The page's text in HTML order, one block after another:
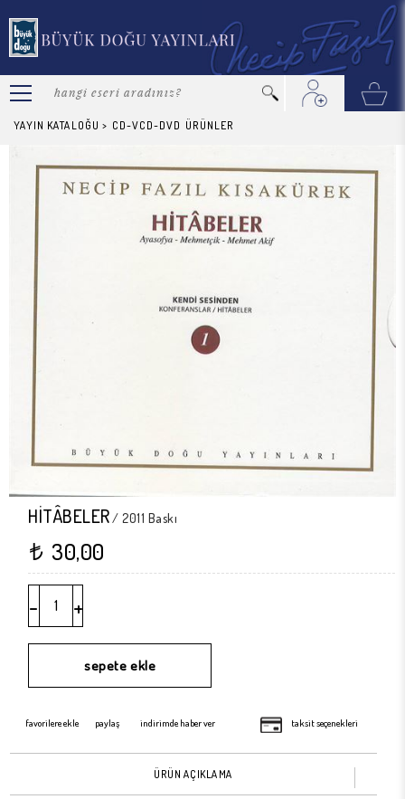
YAYIN KATALOĞU > CD-VCD-DVD ÜRÜNLER
HİTÂBELER/ 2011 Baskı
t 30,00
- +
favorilere ekle paylaş indirimde haber ver taksit seçenekleri
ÜRÜN AÇIKLAMA